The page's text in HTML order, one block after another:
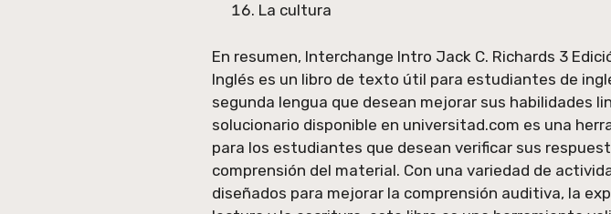
La cultura
En resumen, Interchange Intro Jack C. Richards 3
Inglés es un libro de texto útil para estudiantes de
segunda lengua que desean mejorar sus habilidades
solucionario disponible en universitad.com es una
para los estudiantes que desean verificar sus
comprensión del material. Con una variedad de
diseñados para mejorar la comprensión auditiva, la